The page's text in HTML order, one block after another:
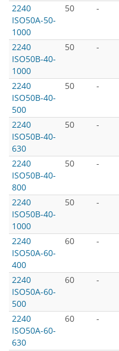
2240
ISO50A-50-
1000
50 -
2240
ISO50B-40-
1000
50 -
2240
ISO50B-40-
500
50 -
2240
ISO50B-40-
630
50 -
2240
ISO50B-40-
800
50 -
2240
ISO50B-40-
1000
50 -
2240
ISO50A-60-
400
60 -
2240
ISO50A-60-
500
60 -
2240
ISO50A-60-
630
60 -